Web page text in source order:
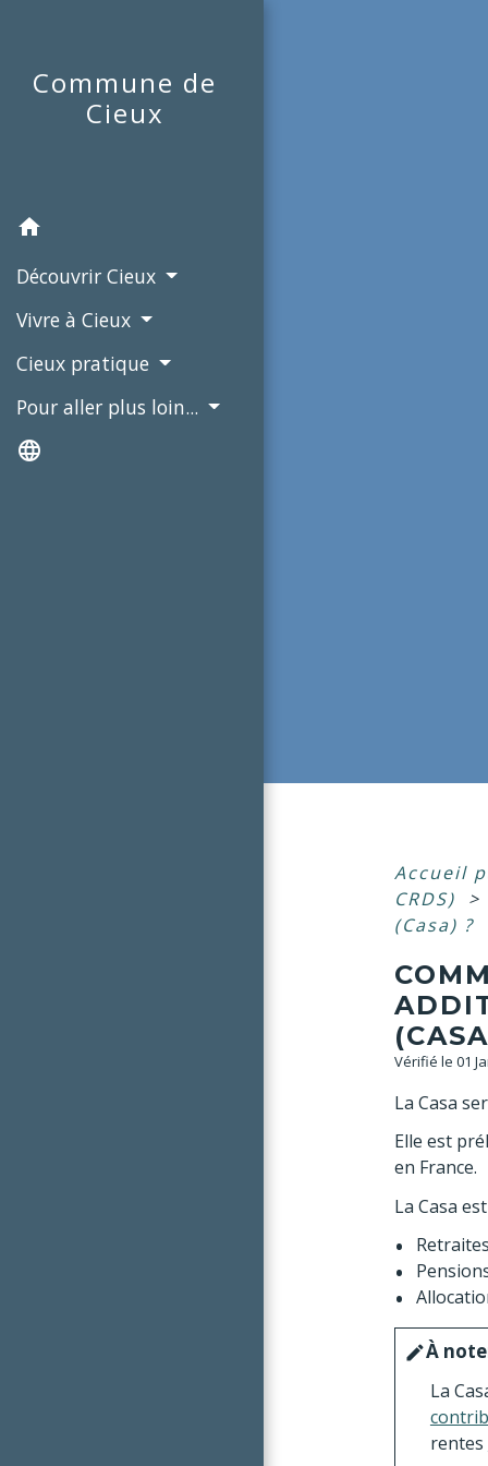
Commune de
Cieux
home
Découvrir Cieux
Vivre à Cieux
Cieux pratique
Pour aller plus loin...
language
Accueil
CRDS)
>
(Casa) ?
Vérifié le 01
La Casa
Elle est
en France.
La Casa est
Retraites
editÀ
La
rentes